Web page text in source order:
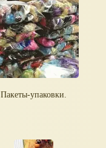
Пакеты-упаковки.